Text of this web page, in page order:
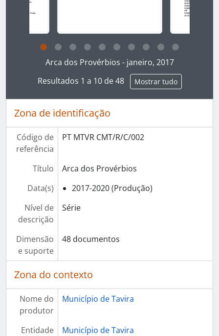
Ao clicar no link deste título da descrição a
Arca dos Provérbios - janeiro, 2017
Resultados 1 a 10 de 48
Mostrar tudo
Zona de identificação
Código de
referência
PT MTVR CMT/R/C/002
Título
Arca dos Provérbios
Data(s)
2017-2020 (Produção)
Nível de
descrição
Série
Dimensão
e suporte
48 documentos
Zona do contexto
Nome do
produtor
Município de Tavira
Entidade
Município de Tavira